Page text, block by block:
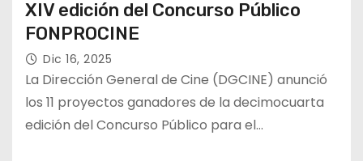
XIV edición del Concurso Público
FONPROCINE
Dic 16, 2025
La Dirección General de Cine (DGCINE) anunció
los 11 proyectos ganadores de la decimocuarta
edición del Concurso Público para el…